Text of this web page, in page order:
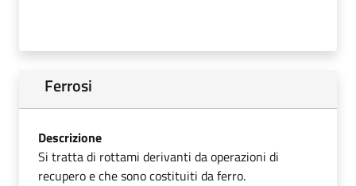
Ferrosi
Descrizione
Si tratta di rottami derivanti da operazioni di
recupero e che sono costituiti da ferro.